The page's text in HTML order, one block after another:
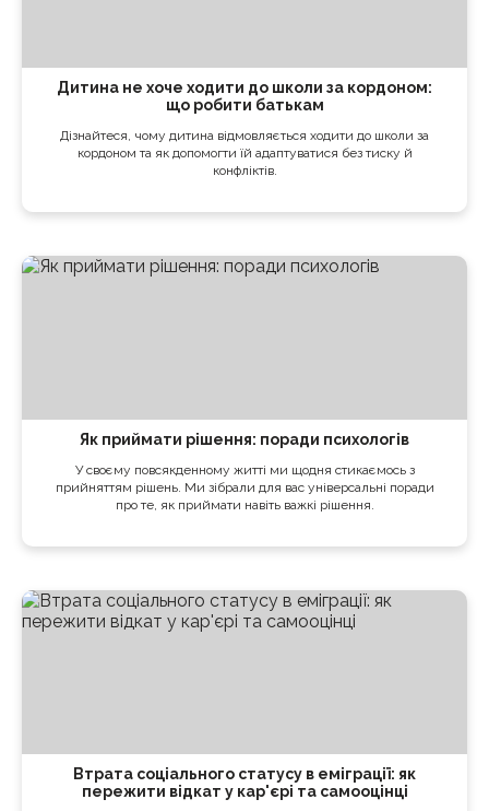
Дитина не хоче ходити до школи за кордоном:
що робити батькам
Дізнайтеся, чому дитина відмовляється ходити до школи за
кордоном та як допомогти їй адаптуватися без тиску й
конфліктів.
Як приймати рішення: поради психологів
У своєму повсякденному житті ми щодня стикаємось з
прийняттям рішень. Ми зібрали для вас універсальні поради
про те, як приймати навіть важкі рішення.
Втрата соціального статусу в еміграції: як
пережити відкат у кар'єрі та самооцінці